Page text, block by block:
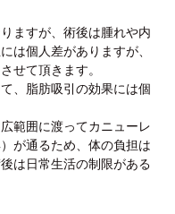
ますが、術後は腫れや内
は個人差がありますが、
せて頂きます。
、脂肪吸引の効果には個
範囲に渡ってカニューレ
が通るため、体の負担は
は日常生活の制限がある